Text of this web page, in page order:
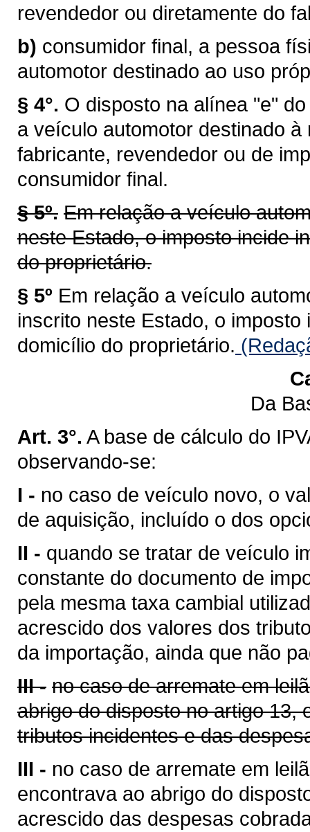
revendedor ou diretamente do
b) consumidor final, a pessoa
automotor destinado ao uso
§ 4°. O disposto na alínea "e"
a veículo automotor destinado
fabricante, revendedor ou de
consumidor final.
§ 5º. Em relação a veículo
neste Estado, o imposto incide
do proprietário.
§ 5º Em relação a veículo
inscrito neste Estado, o
domicílio do proprietário.
Da
Art. 3°. A base de cálculo do
observando-se:
I - no caso de veículo novo, o
de aquisição, incluído o dos
II - quando se tratar de veículo
constante do documento de
pela mesma taxa cambial
acrescido dos valores dos
da importação, ainda que não
III - no caso de arremate em
abrigo do disposto no artigo 13,
tributos incidentes e das
III - no caso de arremate em
encontrava ao abrigo do
acrescido das despesas